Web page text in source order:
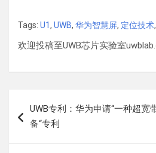
Tags: U1, UWB, 华为智慧屏, 定位技术,
欢迎投稿至UWB芯片实验室
章
UWB专利：华为申请“一种超宽
备“专利